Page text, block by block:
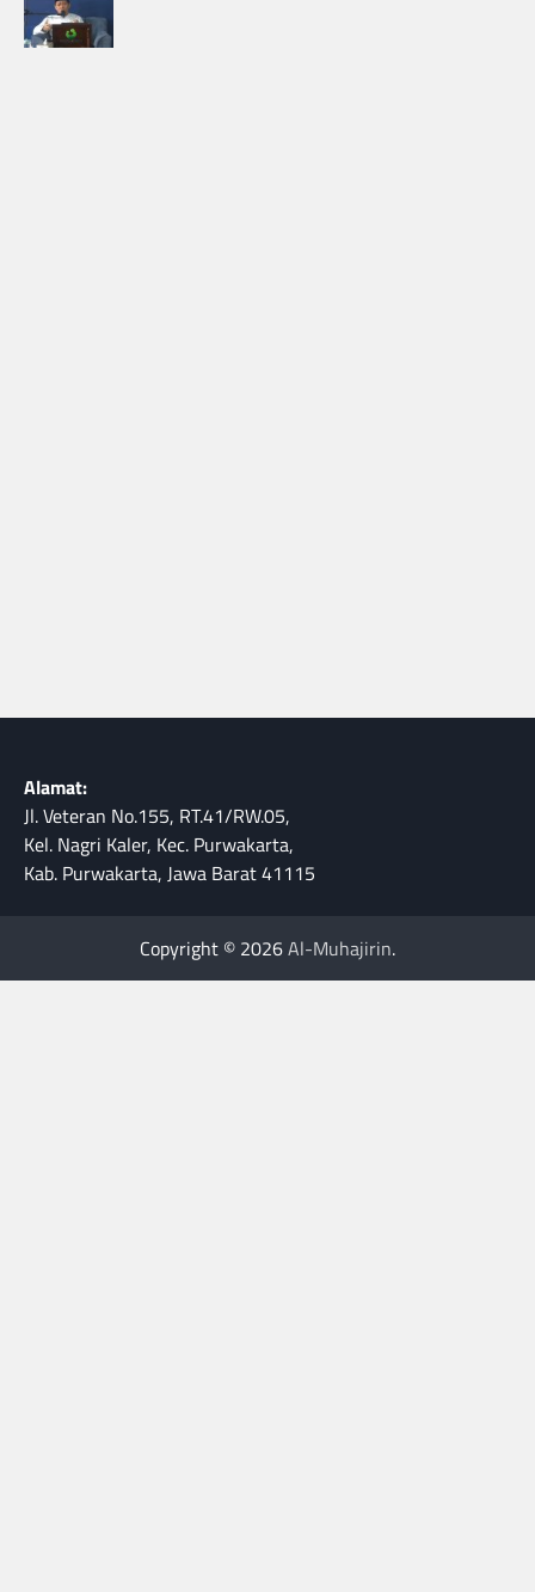
Alamat:
Jl. Veteran No.155, RT.41/RW.05,
Kel. Nagri Kaler, Kec. Purwakarta,
Kab. Purwakarta, Jawa Barat 41115
Copyright © 2026Al-Muhajirin.